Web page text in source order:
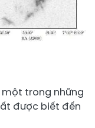
trong những
được biết đến